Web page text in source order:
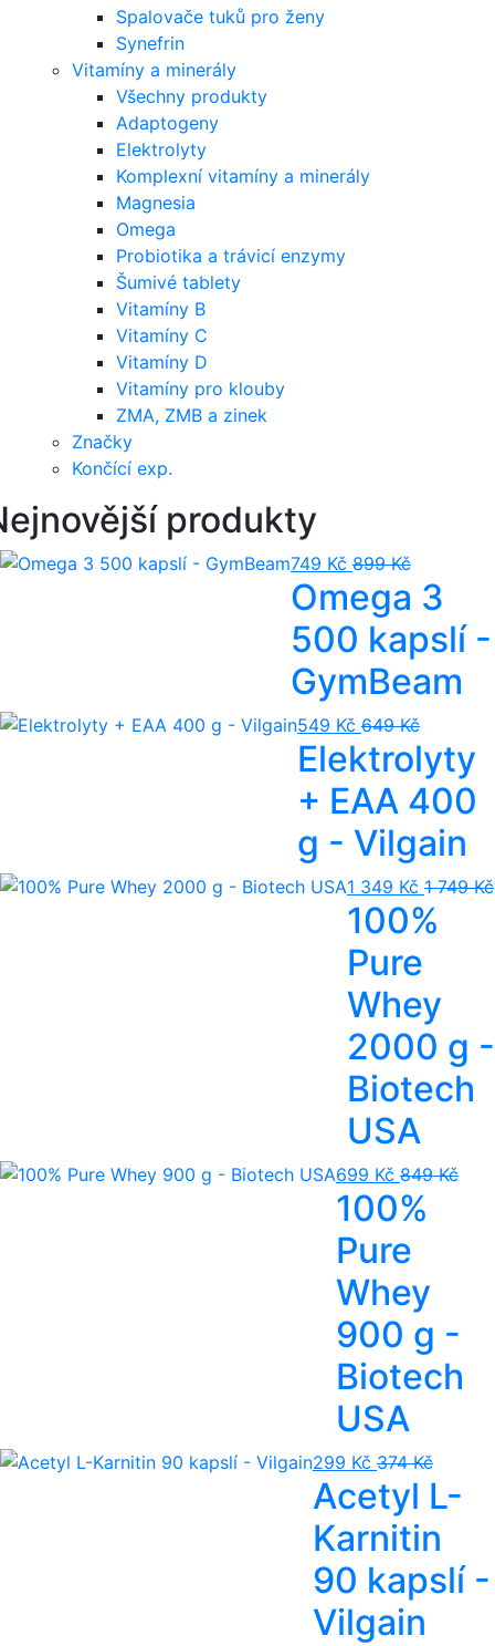
Spalovače tuků pro ženy
Synefrin
Vitamíny a minerály
Všechny produkty
Adaptogeny
Elektrolyty
Komplexní vitamíny a minerály
Magnesia
Omega
Probiotika a trávicí enzymy
Šumivé tablety
Vitamíny B
Vitamíny C
Vitamíny D
Vitamíny pro klouby
ZMA, ZMB a zinek
Značky
Končící exp.
produkty
749 Kč 899 Kč
Omega 3
500 kapslí -
GymBeam
549 Kč 649 Kč
Elektrolyty
+ EAA 400
g - Vilgain
1 349 Kč 1 749 Kč
100%
Pure
Whey
2000 g -
Biotech
USA
699 Kč 849 Kč
100%
Pure
Whey
900 g -
Biotech
USA
299 Kč 374 Kč
Acetyl L-
Karnitin
90 kapslí -
Vilgain